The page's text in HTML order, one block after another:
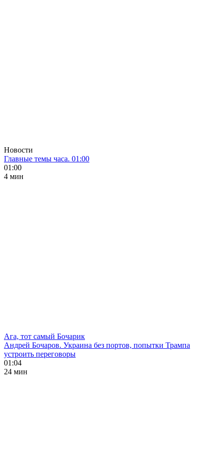
Новости
Главные темы часа. 01:00
01:00
4 мин
Ага, тот самый Бочарик
Андрей Бочаров. Украина без портов, попытки Трампа
устроить переговоры
01:04
24 мин